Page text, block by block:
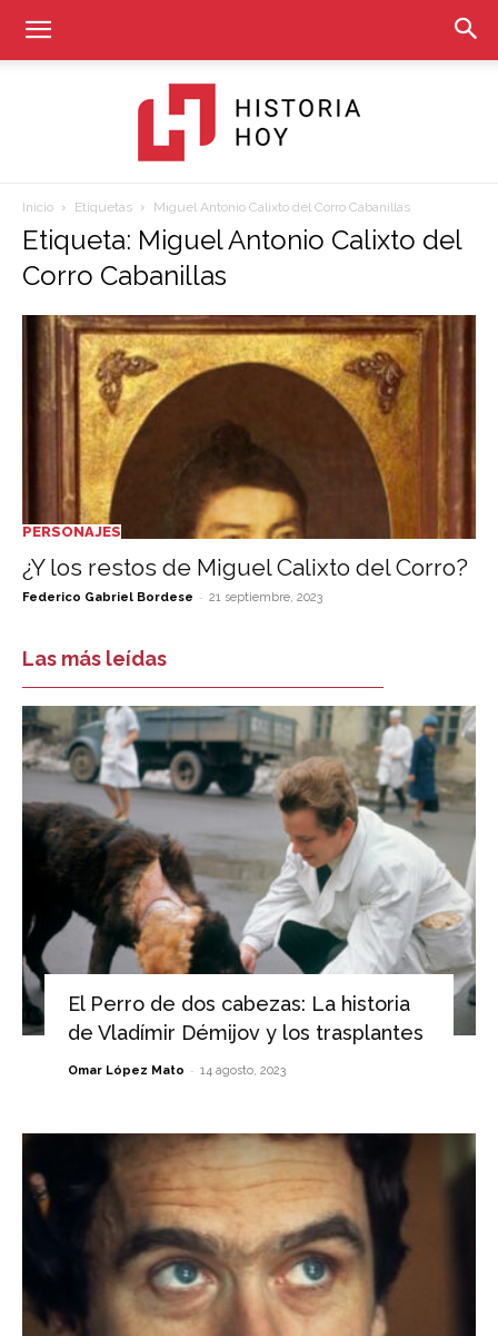
Historia
Hoy
Inicio Etiquetas Miguel Antonio Calixto del Corro Cabanillas
Etiqueta: Miguel Antonio Calixto del
Corro Cabanillas
PERSONAJES
¿Y los restos de Miguel Calixto del Corro?
Federico Gabriel Bordese - 21 septiembre, 2023
Las más leídas
El Perro de dos cabezas: La historia
de Vladímir Démijov y los trasplantes
Omar López Mato - 14 agosto, 2023